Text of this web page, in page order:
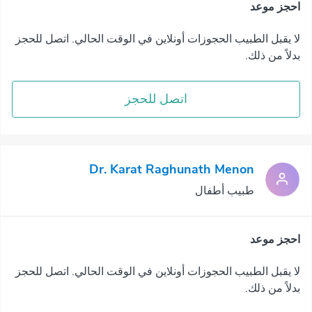
احجز موعد
لا يقبل الطبيب الحجوزات أونلاين في الوقت الحالي. اتصل للحجز
بدلاً من ذلك.
اتصل للحجز
Dr. Karat Raghunath Menon
طبيب أطفال
احجز موعد
لا يقبل الطبيب الحجوزات أونلاين في الوقت الحالي. اتصل للحجز
بدلاً من ذلك.